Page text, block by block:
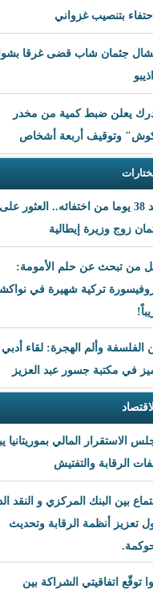
غرقا بشواطئ
من مخدر
أشخاص
العثور على
في نواكشوط
لقاء أدبي
العزيز
يبحث
و النقد الدولي
وتحديث
بين